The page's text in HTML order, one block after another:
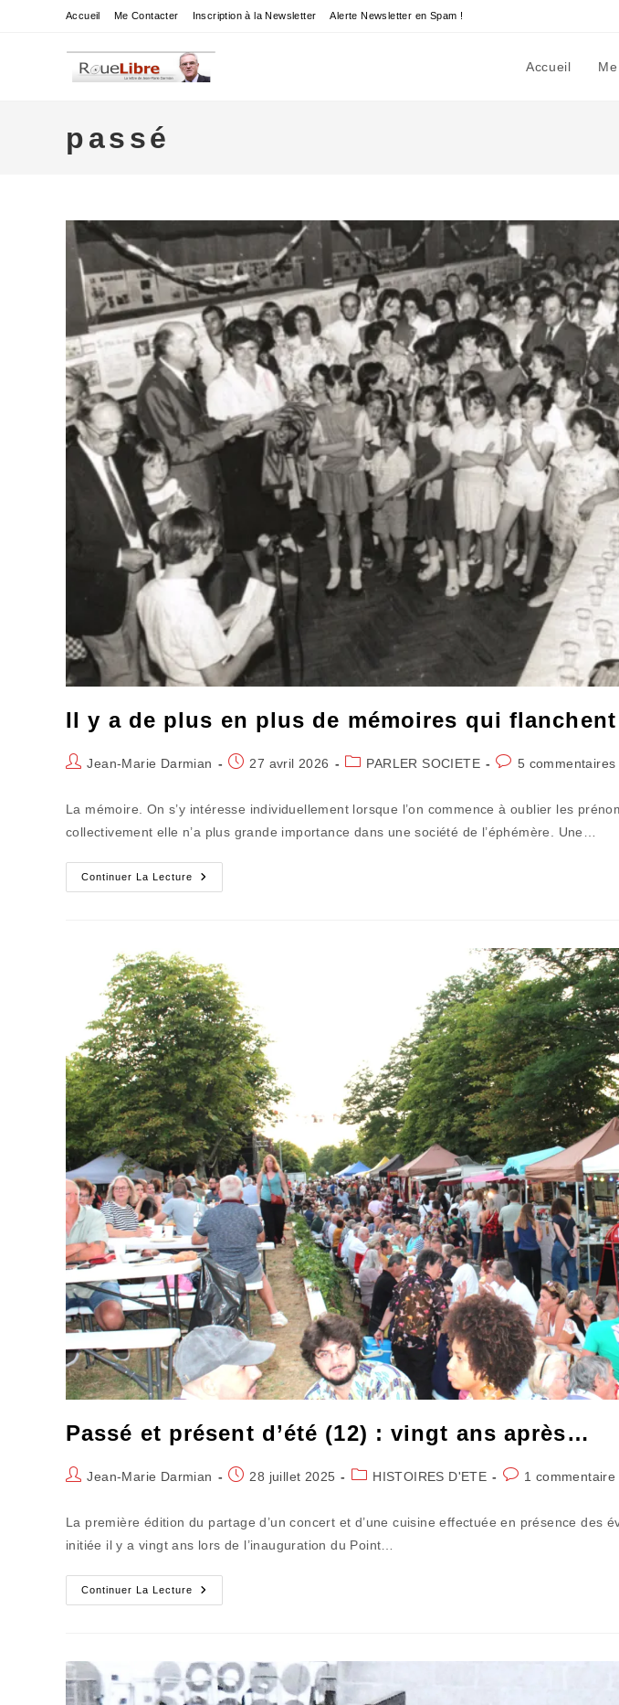
Accueil Me Contacter Inscription à la Newsletter Alerte Newsletter en Spam !
Accueil
passé
Il y a de plus en plus de mémoires qui flanchent
Auteur/autrice
Jean-Marie Darmian
Publication
27 avril 2026
PostPARLER SOCIETE
Commentaires
5 commentaires
La mémoire. On s’y intéresse individuellement lorsque l’on commence à oublier les
collectivement elle n’a plus grande importance dans une société de l’éphémère. Une…
Continuer La Lecture
Y
Plus
De
Mémoires
Qui
Flanchent
Passé et présent d’été (12) : vingt ans après…
Auteur/autrice
publication :
Jean-Marie Darmian
Publication
28 juillet 2025
PostHISTOIRES D'ETE
Commentaires
publication :
1 commentaire
La première édition du partage d’un concert et d’une cuisine effectuée en présence des
initiée il y a vingt ans lors de l’inauguration du Point…
Continuer La Lecture
Passé
Et
Vingt
Ans
Après…